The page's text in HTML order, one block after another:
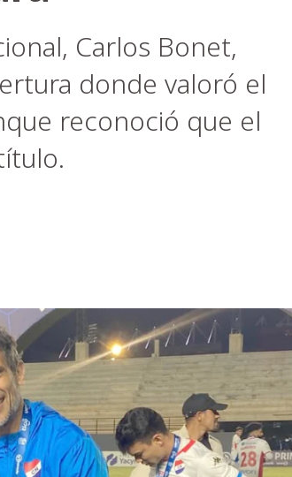
Carlos Bonet,
donde valoró el
reconoció que el